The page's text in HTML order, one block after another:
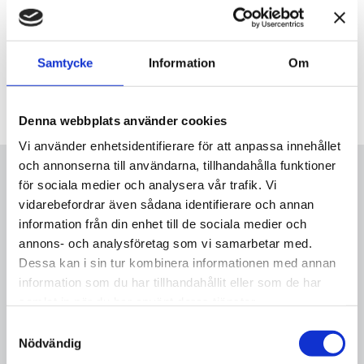
Samtycke Information Om
Denna webbplats använder cookies
Vi använder enhetsidentifierare för att anpassa innehållet
och annonserna till användarna, tillhandahålla funktioner
för sociala medier och analysera vår trafik. Vi
vidarebefordrar även sådana identifierare och annan
information från din enhet till de sociala medier och
annons- och analysföretag som vi samarbetar med.
Dessa kan i sin tur kombinera informationen med annan
information som du har tillhandahållit eller som de har
Nödvändig
All priser nedan gäller från till 2026-02-12
BOKA LEKTIONER
Privatlektioner
Tillsammans med mig koncentrerar vi oss på de delar av
spelet du behöver för att utveckla din golf.
29 min, 1 pers 525 kr
58 min, 1 pers 995 kr
Custom Fitting, 30 min